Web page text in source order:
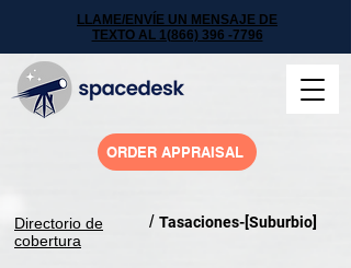
LLAME/ENVÍE UN MENSAJE DE
TEXTO AL 1(866) 396 -7796
ORDER APPRAISAL
Directorio de
cobertura
/ Tasaciones-[Suburbio]